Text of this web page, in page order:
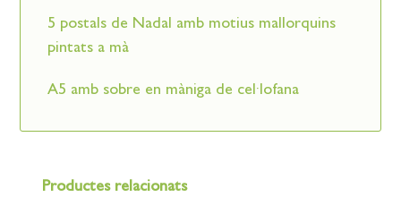
5 postals de Nadal amb motius mallorquins
pintats a mà
A5 amb sobre en màniga de cel·lofana
Productes relacionats